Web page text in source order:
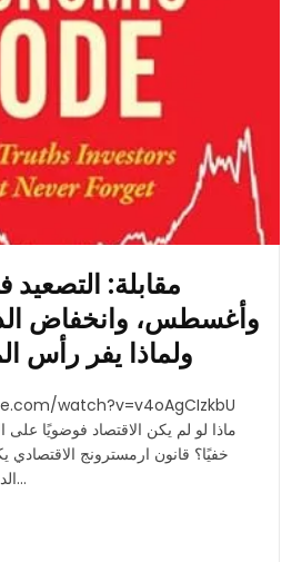
مقابلة:
وأغسطس، وانخفاض
ولماذا يفر رأس
watch?v=v4oAgCIzkbU
ماذا لو لم يكن الاقتصاد فوضويًا على
خفيًا؟ قانون ارمسترونج
الدورية القوية التي اكتشفها...